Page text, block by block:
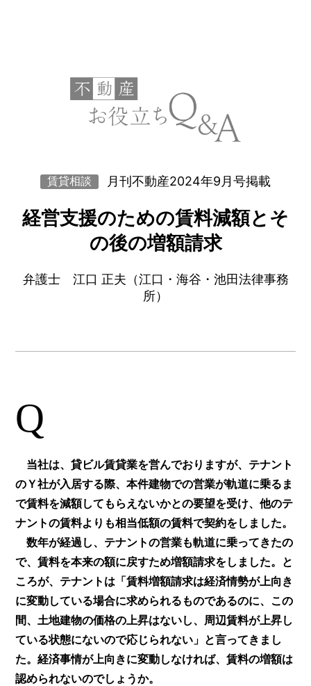
賃貸相談 月刊不動産2024年9月号掲載
経営支援のための賃料減額とそ
の後の増額請求
弁護士 江口 正夫（江口・海谷・池田法律事務
所）
Q
当社は、貸ビル賃貸業を営んでおりますが、テナント
のＹ社が入居する際、本件建物での営業が軌道に乗るま
で賃料を減額してもらえないかとの要望を受け、他のテ
ナントの賃料よりも相当低額の賃料で契約をしました。
数年が経過し、テナントの営業も軌道に乗ってきたの
で、賃料を本来の額に戻すため増額請求をしました。と
ころが、テナントは「賃料増額請求は経済情勢が上向き
に変動している場合に求められるものであるのに、この
間、土地建物の価格の上昇はないし、周辺賃料が上昇し
ている状態にないので応じられない」と言ってきまし
た。経済事情が上向きに変動しなければ、賃料の増額は
認められないのでしょうか。